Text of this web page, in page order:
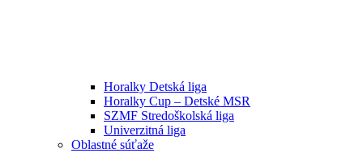
Horalky Detská liga
Horalky Cup – Detské MSR
SZMF Stredoškolská liga
Univerzitná liga
Oblastné súťaže